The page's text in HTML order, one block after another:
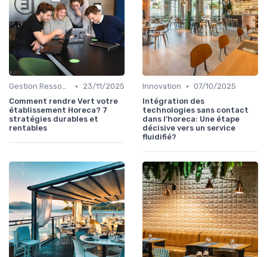
Gestion Ressources •
23/11/2025
Comment rendre Vert votre
établissement Horeca? 7
stratégies durables et
rentables
Innovation • 07/10/2025
Intégration des
technologies sans contact
dans l’horeca: Une étape
décisive vers un service
fluidifié?